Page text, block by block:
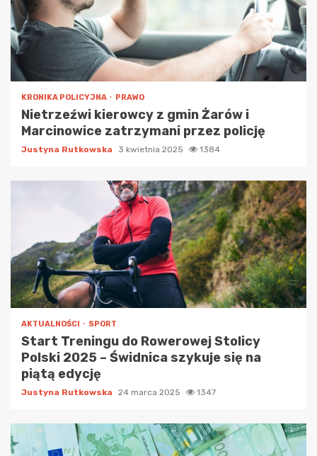
KRONIKA POLICYJNA PRAWO
Nietrzeźwi kierowcy z gmin Żarów i
Marcinowice zatrzymani przez policję
Justyna Rutkowska 3 kwietnia 2025 1384
AKTUALNOŚCI SPORT
Start Treningu do Rowerowej Stolicy
Polski 2025 – Świdnica szykuje się na
piątą edycję
Justyna Rutkowska 24 marca 2025 1347